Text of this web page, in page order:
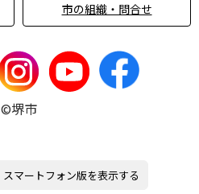
市の組織・問合せ
©堺市
スマートフォン版を表示する